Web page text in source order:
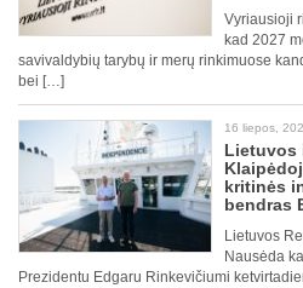
Vyriausioji
kad 2027
savivaldybių tarybų ir merų rinkimuose
bei […]
16 liepos,
Lietuvos
kritinės
bendras
Lietuvos
Nausėda
Prezidentu Edgaru Rinkevičiumi